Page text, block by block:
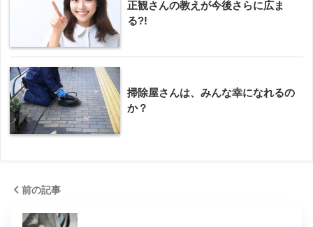
正観さんの教えが今後さらに広ま
る?!
掃除屋さんは、みんな幸になれるの
か？
前の記事